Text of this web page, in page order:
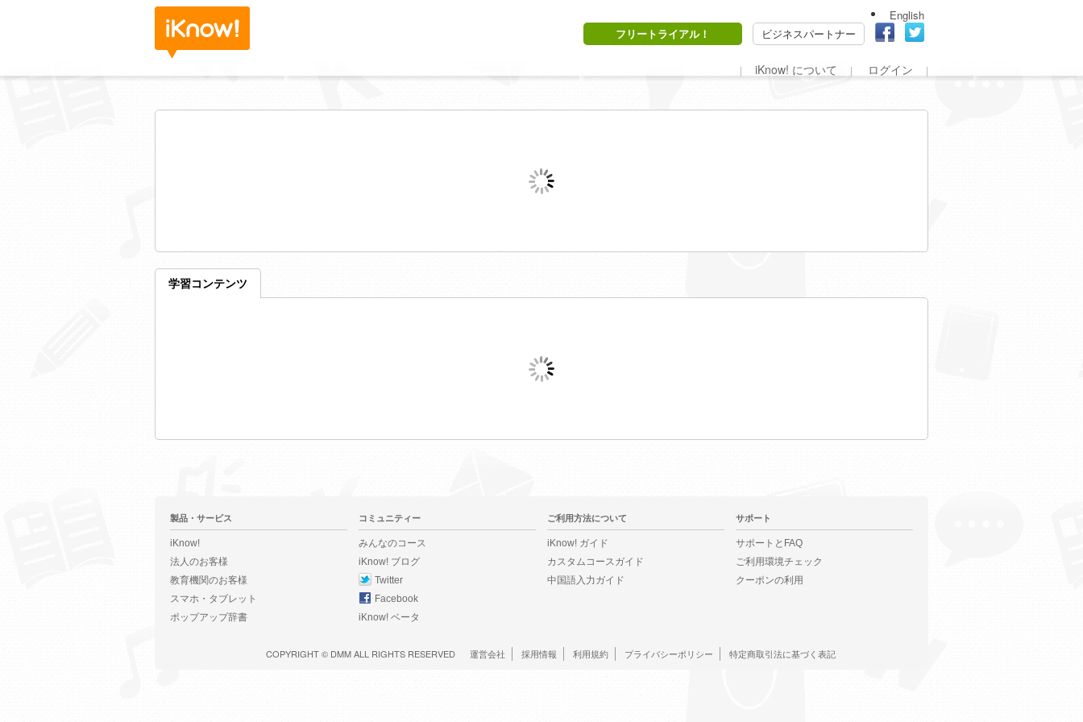
English
フリートライアル！
ビジネスパートナー
iKnow! について ログイン
学習コンテンツ
製品・サービス
iKnow!
法人のお客様
教育機関のお客様
スマホ・タブレット
ポップアップ辞書
コミュニティー
みんなのコース
iKnow! ブログ
Twitter
Facebook
iKnow! ベータ
ご利用方法について
iKnow! ガイド
カスタムコースガイド
中国語入力ガイド
サポート
サポートとFAQ
ご利用環境チェック
クーポンの利用
COPYRIGHT © DMMALL RIGHTS RESERVED 運営会社 採用情報 利用規約 プライバシーポリシー 特定商取引法に基づく表記